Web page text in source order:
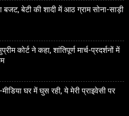
बेटी की शादी में आठ ग्राम सोना-साड़ी
कोर्ट ने कहा, शांतिपूर्ण मार्च-प्रदर्शनों में
घर में घुस रही, ये मेरी प्राइवेसी पर